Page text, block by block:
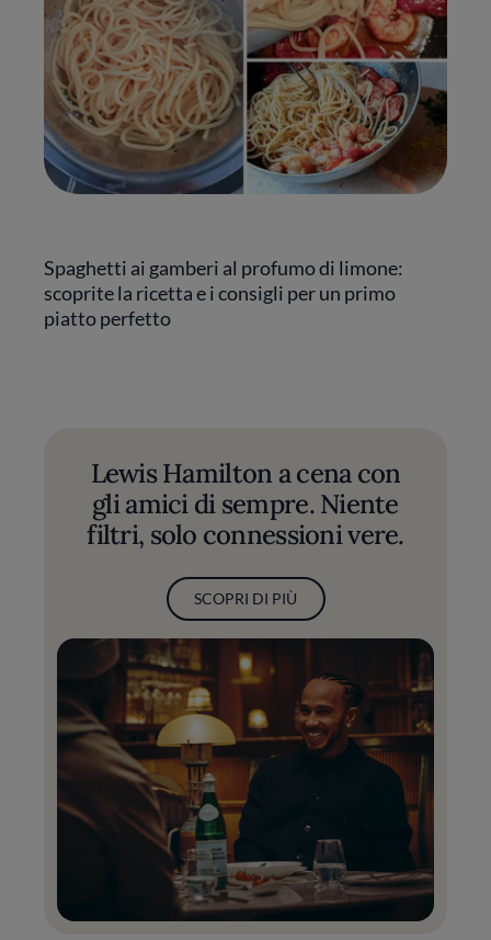
Spaghetti ai gamberi al profumo di limone:
scoprite la ricetta e i consigli per un primo
piatto perfetto
Lewis Hamilton a cena con
gli amici di sempre. Niente
filtri, solo connessioni vere.
SCOPRI DI PIÙ